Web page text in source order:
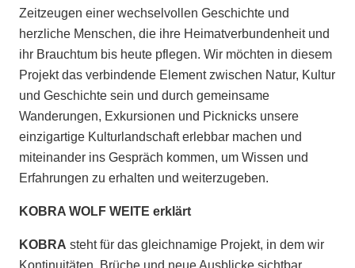
Zeitzeugen einer wechselvollen Geschichte und
herzliche Menschen, die ihre Heimatverbundenheit und
ihr Brauchtum bis heute pflegen. Wir möchten in diesem
Projekt das verbindende Element zwischen Natur, Kultur
und Geschichte sein und durch gemeinsame
Wanderungen, Exkursionen und Picknicks unsere
einzigartige Kulturlandschaft erlebbar machen und
miteinander ins Gespräch kommen, um Wissen und
Erfahrungen zu erhalten und weiterzugeben.
KOBRA WOLF WEITE erklärt
KOBRA steht für das gleichnamige Projekt, in dem wir
Kontinuitäten, Brüche und neue Ausblicke sichtbar